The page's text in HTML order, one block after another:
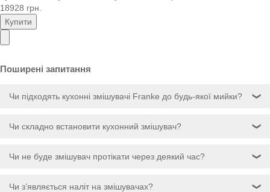
18928 грн.
Купити
Поширені запитання
Чи підходять кухонні змішувачі Franke до будь-якої мийки? ❯
Чи складно встановити кухонний змішувач? ❯
Чи не буде змішувач протікати через деякий час? ❯
Чи з’являється наліт на змішувачах? ❯